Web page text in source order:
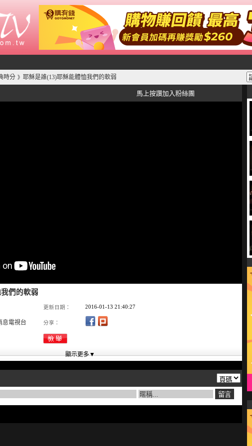
時分 》 耶穌是誰(13)耶穌能體恤我們的軟弱
馬上按讚加入粉絲團
們的軟弱
更新日期： 2016-01-13 21:40:27
息電視台 分享：